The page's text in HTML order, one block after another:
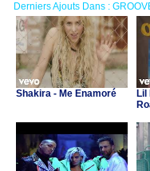
Derniers Ajouts Dans :
Shakira - Me Enamoré
Lil